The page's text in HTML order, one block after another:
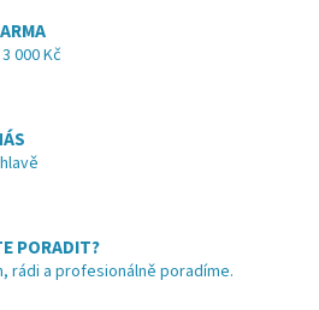
d
y
v
ý
000 Kč
PORADIT?
rádi a profesionálně poradíme.